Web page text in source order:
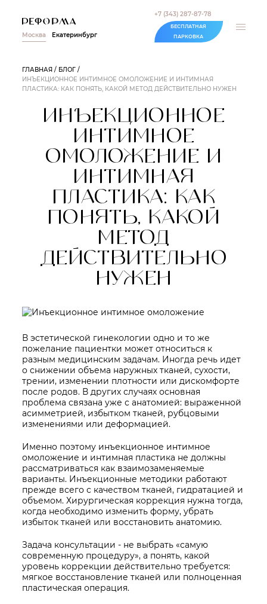
Москва Екатеринбург
БЕСПЛАТНАЯ
ПАРКОВКА
+7 (343) 287-87-78
ГЛАВНАЯ
БЛОГ
ИНЪЕКЦИОННОЕ ИНТИМНОЕ ОМОЛОЖЕНИЕ И ИНТИМНАЯ
ПЛАСТИКА: КАК ПОНЯТЬ, КАКОЙ МЕТОД ДЕЙСТВИТЕЛЬНО НУЖЕН
ИНЪЕКЦИОННОЕ
ИНТИМНОЕ
ОМОЛОЖЕНИЕ И
ИНТИМНАЯ
ПЛАСТИКА: КАК
ПОНЯТЬ, КАКОЙ
МЕТОД
ДЕЙСТВИТЕЛЬНО
НУЖЕН
В эстетической гинекологии одно и то же
пожелание пациентки может относиться к
разным медицинским задачам. Иногда речь идет
о снижении объема наружных тканей, сухости,
трении, изменении плотности или дискомфорте
после родов. В других случаях основная
проблема связана уже с анатомией: выраженной
асимметрией, избытком тканей, рубцовыми
изменениями или деформацией.
Именно поэтому инъекционное интимное
омоложение и интимная пластика не должны
рассматриваться как взаимозаменяемые
варианты. Инъекционные методики работают
прежде всего с качеством тканей, гидратацией и
объемом. Хирургическая коррекция нужна тогда,
когда необходимо изменить форму, убрать
избыток тканей или восстановить анатомию.
Задача консультации - не выбрать «самую
современную процедуру», а понять, какой
уровень коррекции действительно требуется:
мягкое восстановление тканей или полноценная
пластическая операция.